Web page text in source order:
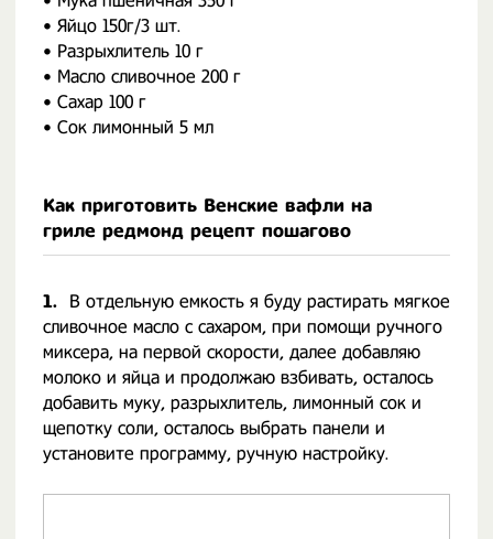
• Яйцо 150г/3 шт.
• Разрыхлитель 10 г
• Масло сливочное 200 г
• Сахар 100 г
• Сок лимонный 5 мл
Как приготовить Венские вафли на
гриле редмонд рецепт пошагово
1.
В отдельную емкость я буду растирать мягкое
сливочное масло с сахаром, при помощи ручного
миксера, на первой скорости, далее добавляю
молоко и яйца и продолжаю взбивать, осталось
добавить муку, разрыхлитель, лимонный сок и
щепотку соли, осталось выбрать панели и
установите программу, ручную настройку.